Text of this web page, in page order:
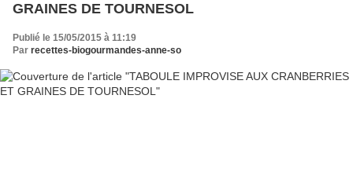
GRAINES DE TOURNESOL
Publié le 15/05/2015 à 11:19
Par recettes-biogourmandes-anne-so